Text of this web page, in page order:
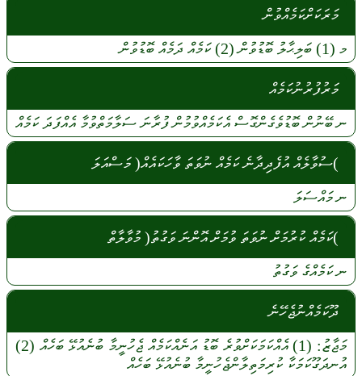
މަރަކަށްކަމެއްވުން
މ (1) ބަލިޙާލުބޮޑުވުން(2) ކަމެއް ދަމެއްބޮޑުވުން
މަރުފުރުނުކަމެއް
ނބޭނުންބޮޑުވެގެންގޮސްއެކަމެއްވުމުންފުރާނަސަލާމަތްވުމާއެއްފަދަކަމެއް
)ސުވާލެއް އުފެދިދާނެ ކަމެއް ނުވަތަ ވާހަކައެއް( މަސްއަލަ
ނމައްސަލަ
)ކަމެއް ކުރުމަށް ނުވަތަ ވުމަށް އޮންނަ ވަގުތު( މުވާލާތް
ނކަމެއްގެވަގުތު
ދޫކަމެއްނުޖެހޭނެ
މަޖާޒު: (1) އެއްކަމަކަށްވުރެބޮޑުއަނެއްކަމެއްޖެހުނީމާ ބުނެއުޅޭބަހެއް (2)
އުނދަގޫކަމަކާ ކުރިމަތިލާންޖެހުނީމާ ބުނެއުޅޭ ބަހެއް